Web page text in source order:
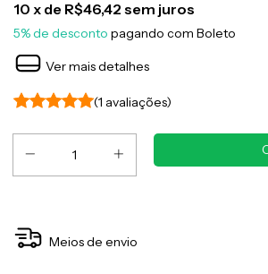
10 x de R$46,42 sem juros
5% de desconto pagando com Boleto
Ver mais detalhes
(1 avaliações)
Meios de envio